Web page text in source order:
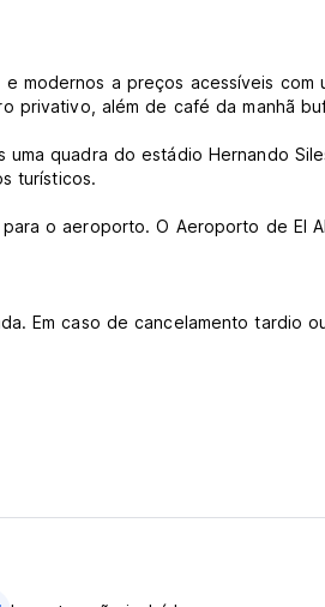
modernos a preços acessíveis com
privativo, além de café da manhã
quadra do estádio Hernando
turísticos.
o aeroporto. O Aeroporto de El
Em caso de cancelamento tardio